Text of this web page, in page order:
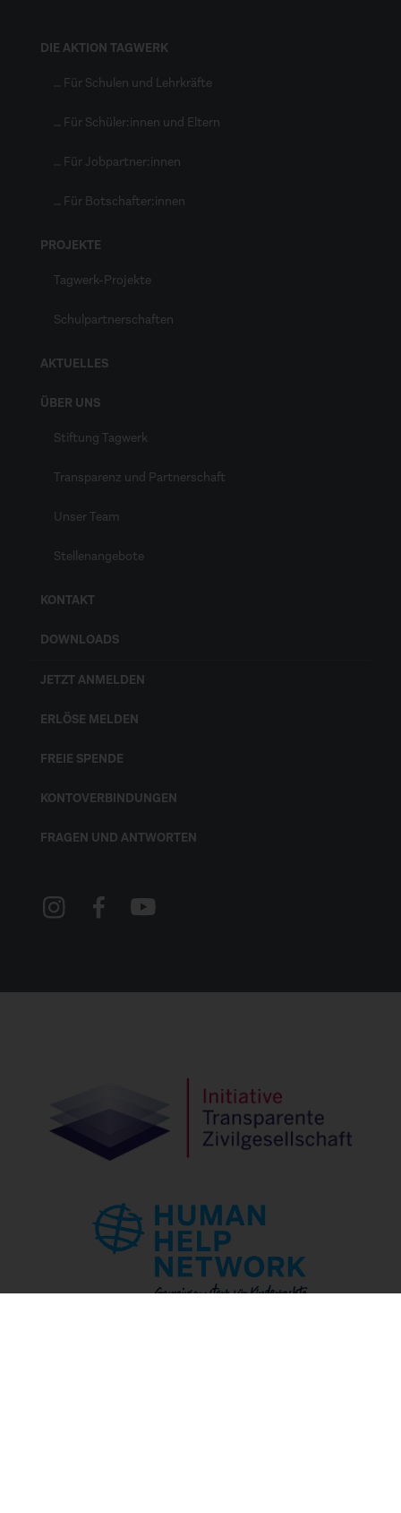
DIE AKTION TAGWERK
… Für Schulen und Lehrkräfte
… Für Schüler:innen und Eltern
… Für Jobpartner:innen
… Für Botschafter:innen
PROJEKTE
Tagwerk-Projekte
Schulpartnerschaften
AKTUELLES
ÜBER UNS
Stiftung Tagwerk
Transparenz und Partnerschaft
Unser Team
Stellenangebote
KONTAKT
DOWNLOADS
JETZT ANMELDEN
ERLÖSE MELDEN
FREIE SPENDE
KONTOVERBINDUNGEN
FRAGEN UND ANTWORTEN